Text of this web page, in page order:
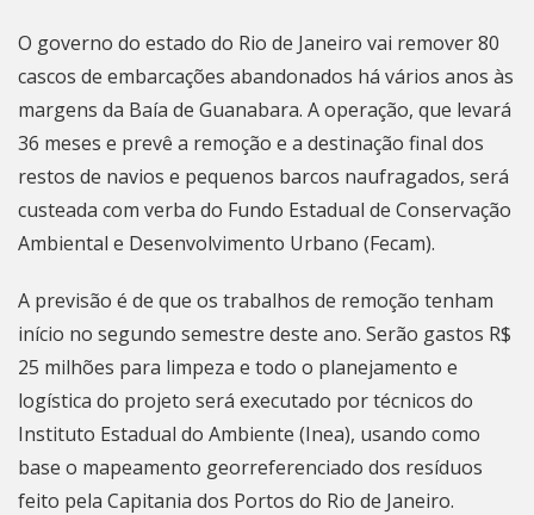
O governo do estado do Rio de Janeiro vai remover 80
cascos de embarcações abandonados há vários anos às
margens da Baía de Guanabara. A operação, que levará
36 meses e prevê a remoção e a destinação final dos
restos de navios e pequenos barcos naufragados, será
custeada com verba do Fundo Estadual de Conservação
Ambiental e Desenvolvimento Urbano (Fecam).
A previsão é de que os trabalhos de remoção tenham
início no segundo semestre deste ano. Serão gastos R$
25 milhões para limpeza e todo o planejamento e
logística do projeto será executado por técnicos do
Instituto Estadual do Ambiente (Inea), usando como
base o mapeamento georreferenciado dos resíduos
feito pela Capitania dos Portos do Rio de Janeiro.